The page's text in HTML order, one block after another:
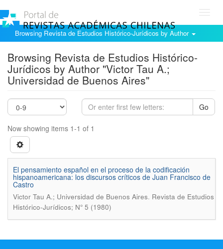
Browsing Revista de Estudios Histórico-Jurídicos by Author
Browsing Revista de Estudios Histórico-
Jurídicos by Author "Victor Tau A.;
Universidad de Buenos Aires"
Go
Now showing items 1-1 of 1
El pensamiento español en el proceso de la codificación
hispanoamericana: los discursos críticos de Juan Francisco de
Castro
Victor Tau A.; Universidad de Buenos Aires. Revista de Estudios
Histórico-Jurídicos; N° 5 (1980)